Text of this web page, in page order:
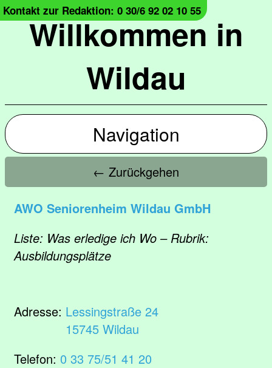
Willkommen in
Wildau
Kontakt zur Redaktion: 0 30/6 92 02 10 55
Navigation
← Zurückgehen
AWO Seniorenheim Wildau GmbH
Liste: Was erledige ich Wo – Rubrik:
Ausbildungsplätze
Adresse: Lessingstraße 24
15745 Wildau
Telefon: 0 33 75/51 41 20